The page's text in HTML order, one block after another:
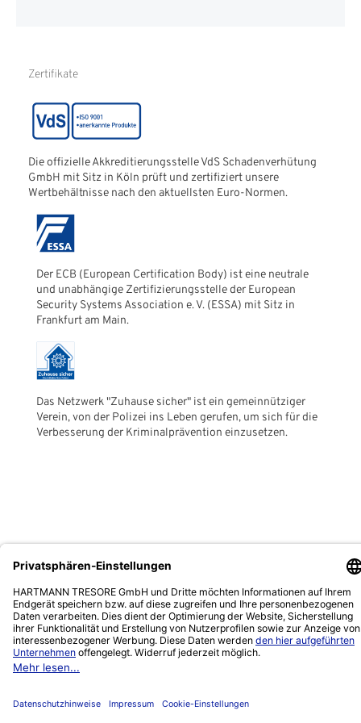
Batterieentsorgung
Zertifikate
Die offizielle Akkreditierungsstelle VdS Schadenverhütung
GmbH mit Sitz in Köln prüft und zertifiziert unsere
Wertbehältnisse nach den aktuellsten Euro-Normen.
Der ECB (European Certification Body) ist eine neutrale
und unabhängige Zertifizierungsstelle der European
Security Systems Association e. V. (ESSA) mit Sitz in
Frankfurt am Main.
Das Netzwerk "Zuhause sicher" ist ein gemeinnütziger
Verein, von der Polizei ins Leben gerufen, um sich für die
Verbesserung der Kriminalprävention einzusetzen.